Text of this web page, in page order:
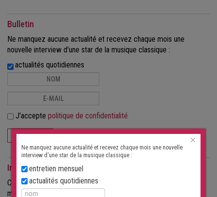
Bulletin
Ne manquez aucune actualité et recevez chaque mois une
nouvelle interview d'une star de la musique classique :
actualités quotidiennes
J'accepte politique de confidentialité
S'ABONNER
Interviews comme magazine
Commandez les interviews au format papier, sous forme de
magazine.
×
Ne manquez aucune actualité et recevez chaque mois une nouvelle
interview d'une star de la musique classique :
entretien mensuel
actualités quotidiennes